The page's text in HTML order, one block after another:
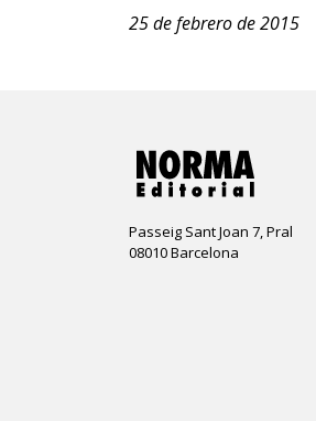
25 de febrero de 2015
Passeig Sant Joan 7, Pral
08010 Barcelona